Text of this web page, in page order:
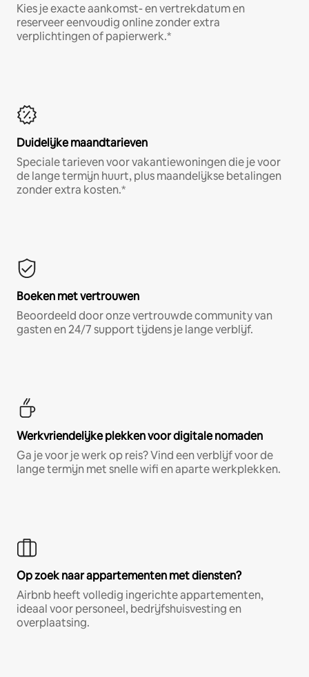
Kies je exacte aankomst- en vertrekdatum en
reserveer eenvoudig online zonder extra
verplichtingen of papierwerk.*
Duidelijke maandtarieven
Speciale tarieven voor vakantiewoningen die je voor
de lange termijn huurt, plus maandelijkse betalingen
zonder extra kosten.*
Boeken met vertrouwen
Beoordeeld door onze vertrouwde community van
gasten en 24/7 support tijdens je lange verblijf.
Werkvriendelijke plekken voor digitale nomaden
Ga je voor je werk op reis? Vind een verblijf voor de
lange termijn met snelle wifi en aparte werkplekken.
Op zoek naar appartementen met diensten?
Airbnb heeft volledig ingerichte appartementen,
ideaal voor personeel, bedrijfshuisvesting en
overplaatsing.